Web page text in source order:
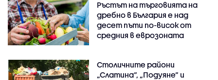
Ръстът на търговията на
дребно в България е над
десет пъти по-висок от
средния в еврозоната
Столичните райони
„Слатина“, „Подуяне“ и